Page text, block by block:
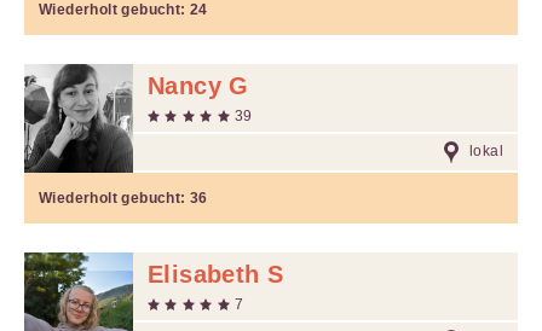
Wiederholt gebucht:24
Nancy G
39
lokal
Wiederholt gebucht:36
Elisabeth S
7